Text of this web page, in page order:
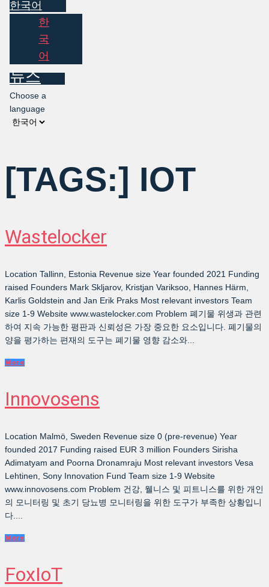
한국어
한
국
어
뉴스
Choose a
language
[TAGS:] IOT
Wastelocker
Location Tallinn, Estonia Revenue size Year founded 2021 Funding
raised Founders Mark Skljarov, Kristjan Variksoo, Hannes Härm,
Karlis Goldstein and Jan Erik Praks Most relevant investors Team
size 1-9 Website www.wastelocker.com Problem 폐기물 위생과 관련
하여 지속 가능한 평판과 신뢰성은 가장 중요한 요소입니다. 폐기물의
양을 평가하는 편재의 도구는 폐기물 영향 감소와...
More
Innovosens
Location Malmö, Sweden Revenue size 0 (pre-revenue) Year
founded 2017 Funding raised EUR 3 million Founders Sirisha
Adimatyam and Poorna Dronamraju Most relevant investors Vesa
Lehtinen, Sony Innovation Fund Team size 1-9 Website
www.innovosens.com Problem 건강, 웰니스 및 피트니스를 위한 개인
의 모니터링 및 초기 당뇨병 모니터링을 위한 도구가 부족한 상황입니
다....
More
FoxIoT